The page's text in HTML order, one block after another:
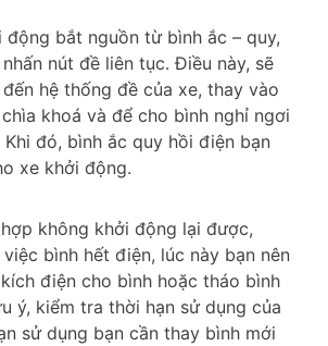
động bắt nguồn từ bình ắc – quy,
nút đề liên tục. Điều này, sẽ
hệ thống đề của xe, thay vào
khoá và để cho bình nghỉ ngơi
đó, bình ắc quy hồi điện bạn
xe khởi động.
không khởi động lại được,
bình hết điện, lúc này bạn nên
điện cho bình hoặc tháo bình
ý, kiểm tra thời hạn sử dụng của
sử dụng bạn cần thay bình mới